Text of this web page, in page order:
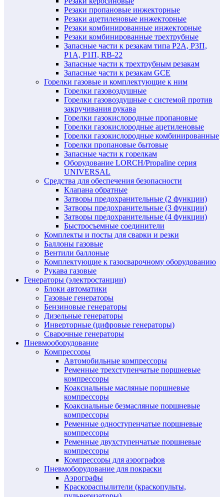
Резаки пропановые инжекторные
Резаки ацетиленовые инжекторные
Резаки комбинированные инжекторные
Резаки комбинированные трехтрубные
Запасные части к резакам типа Р2А, Р3П,
Р1А, Р1П, RB-22
Запасные части к трехтрубным резакам
Запасные части к резакам GCE
Горелки газовые и комплектующие к ним
Горелки газовоздушные
Горелки газовоздушные с системой против
закручивания рукава
Горелки газокислородные пропановые
Горелки газокислородные ацетиленовые
Горелки газокислородные комбинированные
Горелки пропановые бытовые
Запасные части к горелкам
Оборудование LORCH/Propaline серия
UNIVERSAL
Средства для обеспечения безопасности
Клапана обратные
Затворы предохранительные (2 функции)
Затворы предохранительные (3 функции)
Затворы предохранительные (4 функции)
Быстросъемные соединители
Комплекты и посты для сварки и резки
Баллоны газовые
Вентили баллоные
Комплектующие к газосварочному оборудованию
Рукава газовые
Генераторы (электростанции)
Блоки автоматики
Газовые генераторы
Бензиновые генераторы
Дизельные генераторы
Инверторные (цифровые генераторы)
Сварочные генераторы
Пневмооборудование
Компрессоры
Автомобильные компрессоры
Ременные трехступенчатые поршневые
компрессоры
Коаксиальные масляные поршневые
компрессоры
Коаксиальные безмасляные поршневые
компрессоры
Ременные одноступенчатые поршневые
компрессоры
Ременные двухступенчатые поршневые
компрессоры
Компрессоры для аэрографов
Пневмоборудование для покраски
Аэрографы
Краскораспылители (краскопульты,